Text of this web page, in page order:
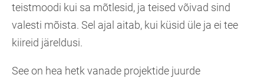
teistmoodi kui sa mõtlesid, ja teised võivad sind
valesti mõista. Sel ajal aitab, kui küsid üle ja ei tee
kiireid järeldusi.
See on hea hetk vanade projektide juurde